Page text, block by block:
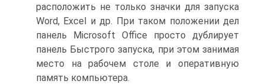
расположить не только значки для запуска
Word, Excel и др. При таком положении дел
панель Microsoft Office просто дублирует
панель Быстрого запуска, при этом занимая
место на рабочем столе и оперативную
память компьютера.